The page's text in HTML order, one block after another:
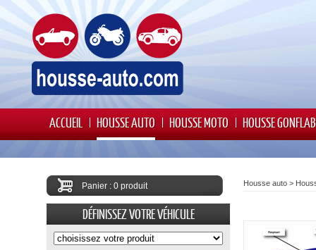
ACCUEIL HOUSSE AUTO HOUSSE MOTO HOUSSE
Housse auto >
Panier : 0 produit
DÉFINISSEZ VOTRE VÉHICULE